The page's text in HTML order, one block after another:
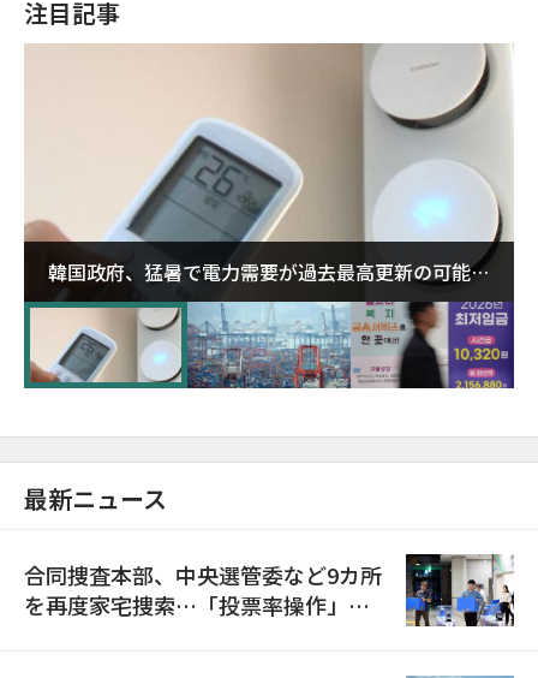
注目記事
韓国政府、猛暑で電力需要が過去最高更新の可能性
に需給対応体制を点検
最新ニュース
合同捜査本部、中央選管委など9カ所
を再度家宅捜索…「投票率操作」の